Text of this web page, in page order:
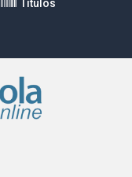
Títulos